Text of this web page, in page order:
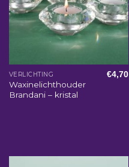
VERLICHTING
Waxinelichthouder
Brandani – kristal
€4,70